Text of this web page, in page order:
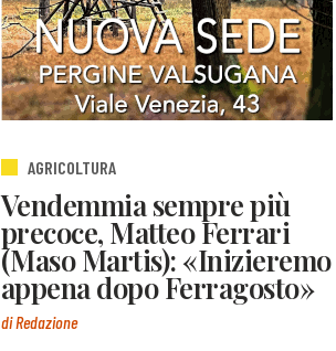
AGRICOLTURA
Vendemmia sempre più
precoce, Matteo Ferrari
(Maso Martis): «Inizieremo
appena dopo Ferragosto»
di Redazione